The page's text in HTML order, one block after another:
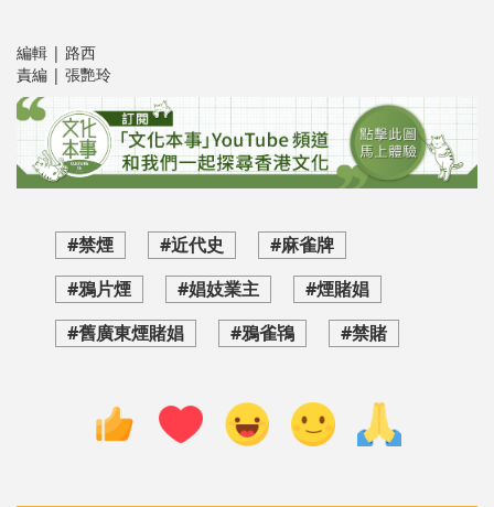
編輯 | 路西
責編 | 張艷玲
#禁煙 #近代史
#麻雀牌
#鴉片煙
#娼妓業主
#煙賭娼
#舊廣東煙賭娼
#鴉雀鴇 #禁賭